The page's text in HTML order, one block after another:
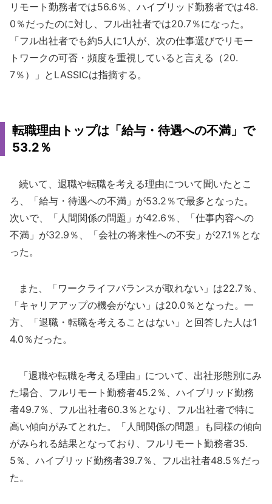
リモート勤務者では56.6％、ハイブリッド勤務者では48.
0％だったのに対し、フル出社者では20.7％になった。
「フル出社者でも約5人に1人が、次の仕事選びでリモー
トワークの可否・頻度を重視していると言える（20.
7％）」とLASSICは指摘する。
転職理由トップは「給与・待遇への不満」で
53.2％
続いて、退職や転職を考える理由について聞いたとこ
ろ、「給与・待遇への不満」が53.2％で最多となった。
次いで、「人間関係の問題」が42.6％、「仕事内容への
不満」が32.9％、「会社の将来性への不安」が27.1％とな
った。
また、「ワークライフバランスが取れない」は22.7％、
「キャリアアップの機会がない」は20.0％となった。一
方、「退職・転職を考えることはない」と回答した人は1
4.0％だった。
「退職や転職を考える理由」について、出社形態別にみ
た場合、フルリモート勤務者45.2％、ハイブリッド勤務
者49.7％、フル出社者60.3％となり、フル出社者で特に
高い傾向がみてとれた。「人間関係の問題」も同様の傾向
がみられる結果となっており、フルリモート勤務者35.
5％、ハイブリッド勤務者39.7％、フル出社者48.5％だっ
た。